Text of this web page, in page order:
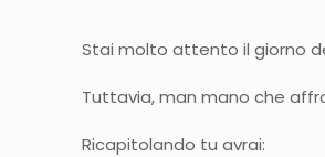
Stai molto attento il giorno
Tuttavia, man mano che
Ricapitolando tu avrai: